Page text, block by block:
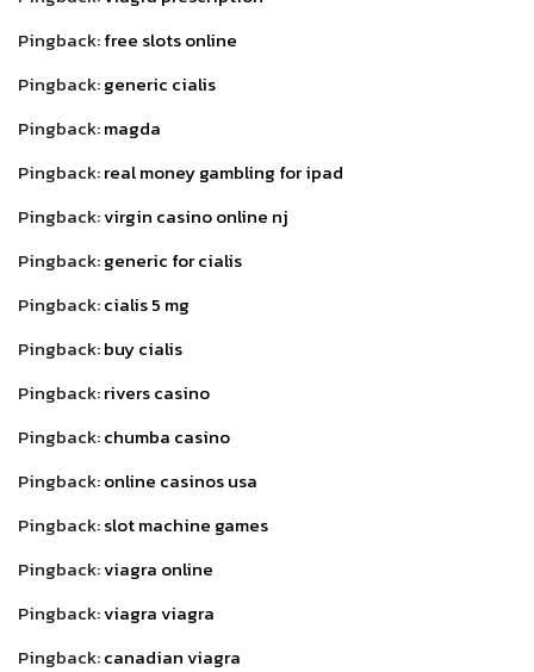
Pingback:free slots online
Pingback:generic cialis
Pingback:magda
Pingback:real money gambling for ipad
Pingback:virgin casino online nj
Pingback:generic for cialis
Pingback:cialis 5 mg
Pingback:buy cialis
Pingback:rivers casino
Pingback:chumba casino
Pingback:online casinos usa
Pingback:slot machine games
Pingback:viagra online
Pingback:viagra viagra
Pingback:canadian viagra